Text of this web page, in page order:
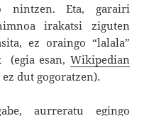
nintzen. Eta, garairi
irakatsi ziguten
ez oraingo “lalala”
(egia esan, Wikipedian
dut gogoratzen).
aurreratu egingo